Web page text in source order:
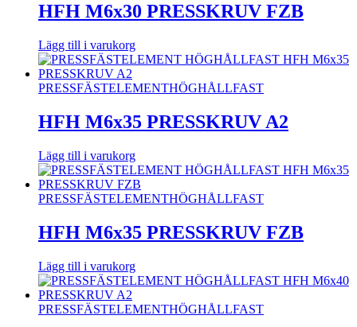
HFH M6x30 PRESSKRUV FZB
Lägg till i varukorg
PRESSFÄSTELEMENTHÖGHÅLLFAST
HFH M6x35 PRESSKRUV A2
Lägg till i varukorg
PRESSFÄSTELEMENTHÖGHÅLLFAST
HFH M6x35 PRESSKRUV FZB
Lägg till i varukorg
PRESSFÄSTELEMENTHÖGHÅLLFAST